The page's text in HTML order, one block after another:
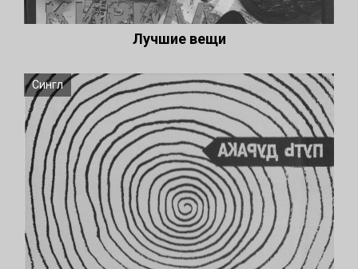
Лучшие вещи
Сингл